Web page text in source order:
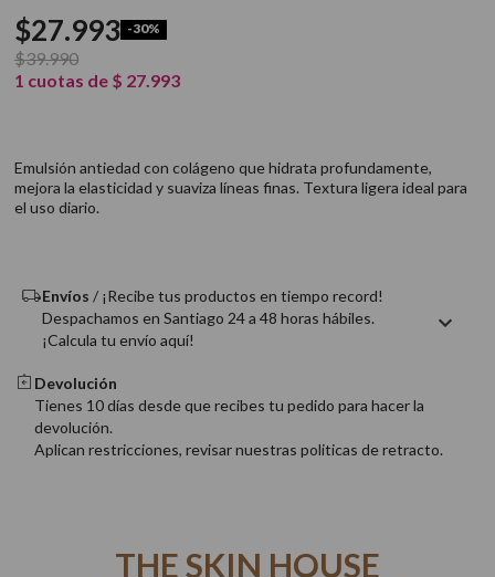
$27.993 -30%
$39.990
1 cuotas de $ 27.993
Emulsión antiedad con colágeno que hidrata profundamente,
mejora la elasticidad y suaviza líneas finas. Textura ligera ideal para
el uso diario.
Envíos / ¡Recibe tus productos en tiempo record!
Despachamos en Santiago 24 a 48 horas hábiles.
¡Calcula tu envío aquí!
Devolución
Tienes 10 días desde que recibes tu pedido para hacer la
devolución.
Aplican restricciones, revisar nuestras politicas de retracto.
THE SKIN HOUSE
6. gama
7.
10. protector térmico